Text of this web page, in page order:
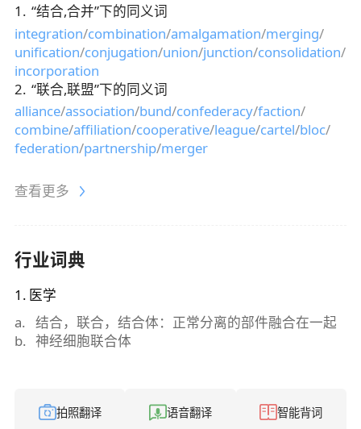
1 . “结合,合并”下的同义词
integration/combination/amalgamation/merging/
unification/conjugation/union/junction/consolidation/
incorporation
2. “联合,联盟”下的同义词
alliance/association/bund/confederacy/faction/
combine/affiliation/cooperative/league/cartel/bloc/
federation/partnership/merger
查看更多
行业词典
1 . 医学
a. 结合，联合，结合体：正常分离的部件融合在一起
b. 神经细胞联合体
拍照翻译 语音翻译 智能背词